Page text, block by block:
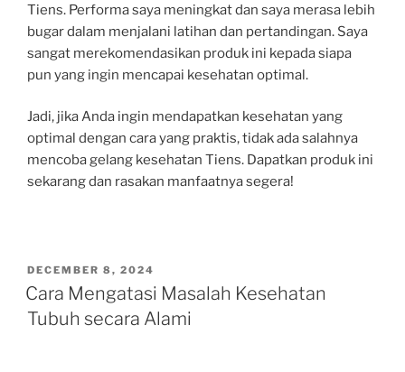
Tiens. Performa saya meningkat dan saya merasa lebih
bugar dalam menjalani latihan dan pertandingan. Saya
sangat merekomendasikan produk ini kepada siapa
pun yang ingin mencapai kesehatan optimal.
Jadi, jika Anda ingin mendapatkan kesehatan yang
optimal dengan cara yang praktis, tidak ada salahnya
mencoba gelang kesehatan Tiens. Dapatkan produk ini
sekarang dan rasakan manfaatnya segera!
POSTED
ON
DECEMBER 8, 2024
Cara Mengatasi Masalah Kesehatan
Tubuh secara Alami